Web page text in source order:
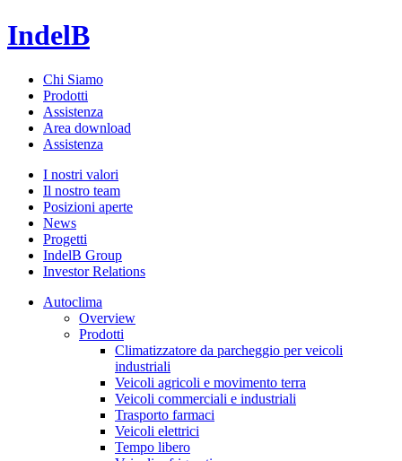
IndelB
Chi Siamo
Prodotti
Assistenza
Area download
Assistenza
I nostri valori
Il nostro team
Posizioni aperte
News
Progetti
IndelB Group
Investor Relations
Autoclima
Overview
Prodotti
Climatizzatore da parcheggio per veicoli
industriali
Veicoli agricoli e movimento terra
Veicoli commerciali e industriali
Trasporto farmaci
Veicoli elettrici
Tempo libero